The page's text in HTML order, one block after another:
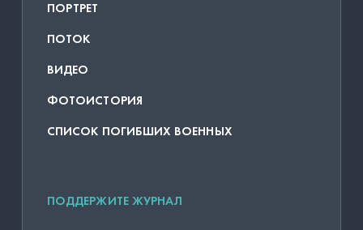
ПОРТРЕТ
ПОТОК
ВИДЕО
ФОТОИСТОРИЯ
СПИСОК ПОГИБШИХ ВОЕННЫХ
ПОДДЕРЖИТЕ ЖУРНАЛ